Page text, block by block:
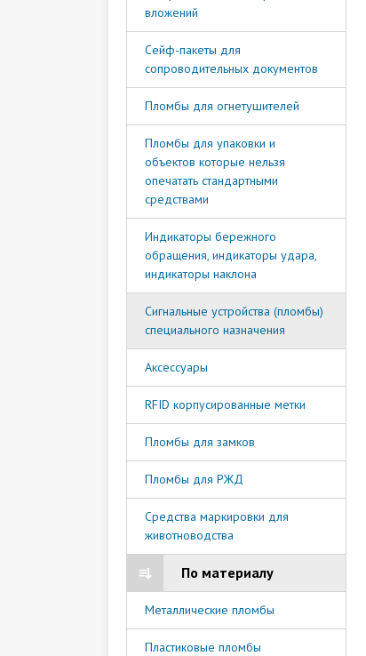
вложений
Сейф-пакеты для
сопроводительных документов
Пломбы для огнетушителей
Пломбы для упаковки и
объектов которые нельзя
опечатать стандартными
средствами
Индикаторы бережного
обращения, индикаторы удара,
индикаторы наклона
Сигнальные устройства (пломбы)
специального назначения
Аксессуары
RFID корпусированные метки
Пломбы для замков
Пломбы для РЖД
Средства маркировки для
животноводства
По материалу
Металлические пломбы
Пластиковые пломбы